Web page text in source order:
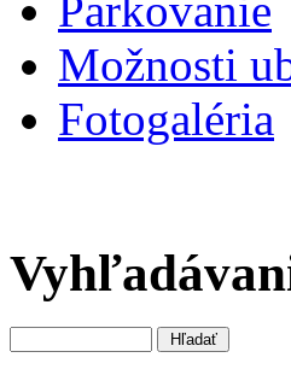
Možnosti
Fotogaléria